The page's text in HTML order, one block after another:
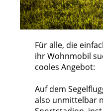
Für alle, die
ihr Wohnmobil
cooles Angebot:
Auf dem
also unmittelbar